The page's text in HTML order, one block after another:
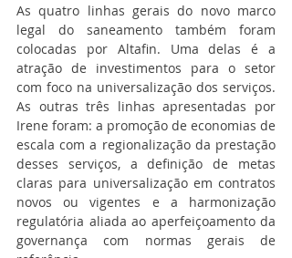
As quatro linhas gerais do novo marco
legal do saneamento também foram
colocadas por Altafin. Uma delas é a
atração de investimentos para o setor
com foco na universalização dos serviços.
As outras três linhas apresentadas por
Irene foram: a promoção de economias de
escala com a regionalização da prestação
desses serviços, a definição de metas
claras para universalização em contratos
novos ou vigentes e a harmonização
regulatória aliada ao aperfeiçoamento da
governança com normas gerais de